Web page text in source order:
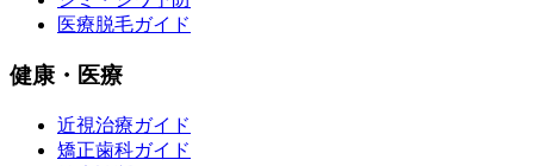
医療脱毛ガイド
健康・医療
近視治療ガイド
矯正歯科ガイド